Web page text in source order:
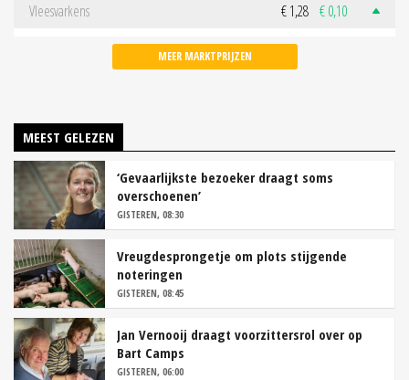
Vleesvarkens
€ 1,28 € 0,10
MEER MARKTPRIJZEN
MEEST GELEZEN
‘Gevaarlijkste bezoeker draagt soms
overschoenen’
GISTEREN, 08:30
Vreugdesprongetje om plots stijgende
noteringen
GISTEREN, 08:45
Jan Vernooij draagt voorzittersrol over op
Bart Camps
GISTEREN, 06:00